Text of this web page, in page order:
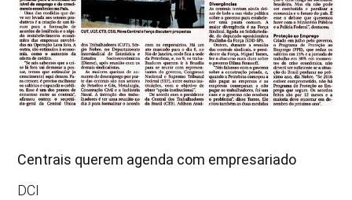
Centrais querem agenda com empresariado
DCI